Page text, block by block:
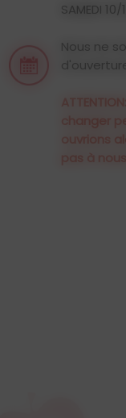
SAMEDI
Nous ne